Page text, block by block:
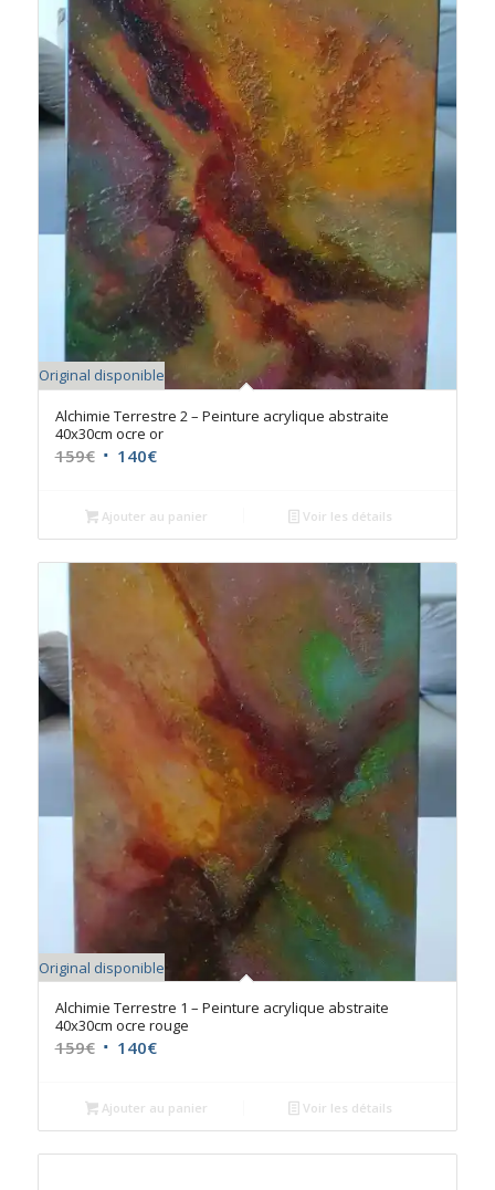
Original disponible
Alchimie Terrestre 2 – Peinture acrylique abstraite
40x30cm ocre or
159€ Le
initial
était :
159€.
140€Le
actuel
est :
140€.
Ajouter au panier Voir les détails
Original disponible
Alchimie Terrestre 1 – Peinture acrylique abstraite
40x30cm ocre rouge
159€ Le
initial
était :
159€.
140€Le
actuel
est :
140€.
Ajouter au panier Voir les détails